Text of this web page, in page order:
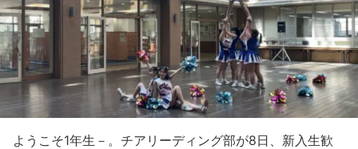
ようこそ1年生－。チアリーディング部が8日、新入生歓